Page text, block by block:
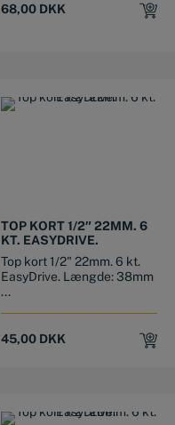
68,00 DKK
TOP KORT 1/2″ 22MM. 6
KT. EASYDRIVE.
Top kort 1/2" 22mm. 6 kt.
EasyDrive. Længde: 38mm
...
45,00 DKK